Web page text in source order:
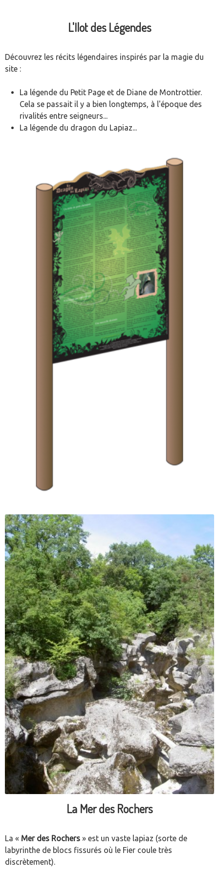
L'Ilot des Légendes
Découvrez les récits légendaires inspirés par la magie du
site :
La légende du Petit Page et de Diane de Montrottier.
Cela se passait il y a bien longtemps, à l'époque des
rivalités entre seigneurs...
La légende du dragon du Lapiaz...
La Mer des Rochers
La « Mer des Rochers » est un vaste lapiaz (sorte de
labyrinthe de blocs fissurés où le Fier coule très
discrètement).